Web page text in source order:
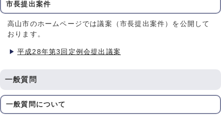
市長提出案件
高山市のホームページでは議案（市長提出案件）を公開して
おります。
平成28年第3回定例会提出議案
一般質問
一般質問について